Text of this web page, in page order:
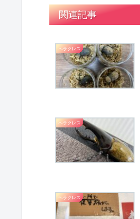
関連記事
ヘラクレス
ヘラクレス
ヘラクレス